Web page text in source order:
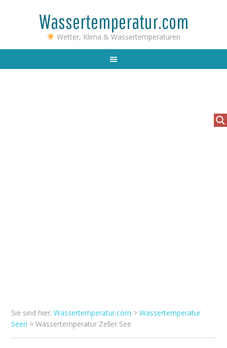
Wassertemperatur.com
Wetter, Klima & Wassertemperaturen
Sie sind hier:Wassertemperatur.com >Wassertemperatur
Seen > Wassertemperatur Zeller See